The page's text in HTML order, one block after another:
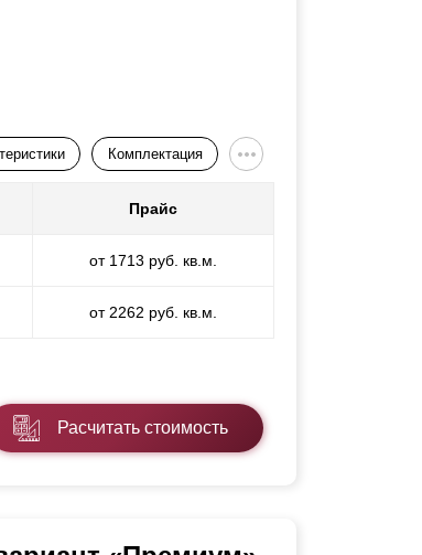
Комплектация
Прайс
от 1713 руб. кв.м.
от 2262 руб. кв.м.
Расчитать стоимость